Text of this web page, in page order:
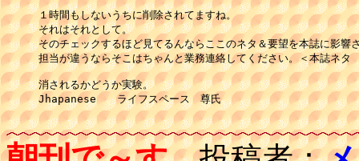
１時間もしないうちに削除されてますね。
それはそれとして。
そのチェックするほど見てるんならここのネタ＆要望を本誌に影響
担当が違うならそこはちゃんと業務連絡してください。＜本誌ネタ
消されるかどうか実験。
Jhapanese　　ライフスペース　尊氏